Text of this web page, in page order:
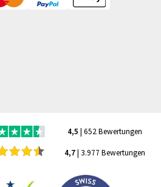
4,5 | 652 Bewertungen
4,7| 3.977 Bewertungen